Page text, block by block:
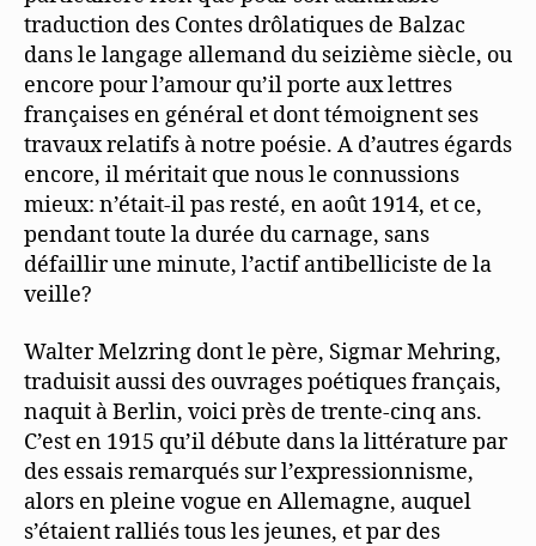
traduction des Contes drôlatiques de Balzac
dans le langage allemand du seizième siècle, ou
encore pour l’amour qu’il porte aux lettres
françaises en général et dont témoignent ses
travaux relatifs à notre poésie. A d’autres égards
encore, il méritait que nous le connussions
mieux: n’était-il pas resté, en août 1914, et ce,
pendant toute la durée du carnage, sans
défaillir une minute, l’actif antibelliciste de la
veille?
Walter Melzring dont le père, Sigmar Mehring,
traduisit aussi des ouvrages poétiques français,
naquit à Berlin, voici près de trente-cinq ans.
C’est en 1915 qu’il débute dans la littérature par
des essais remarqués sur l’expressionnisme,
alors en pleine vogue en Allemagne, auquel
s’étaient ralliés tous les jeunes, et par des